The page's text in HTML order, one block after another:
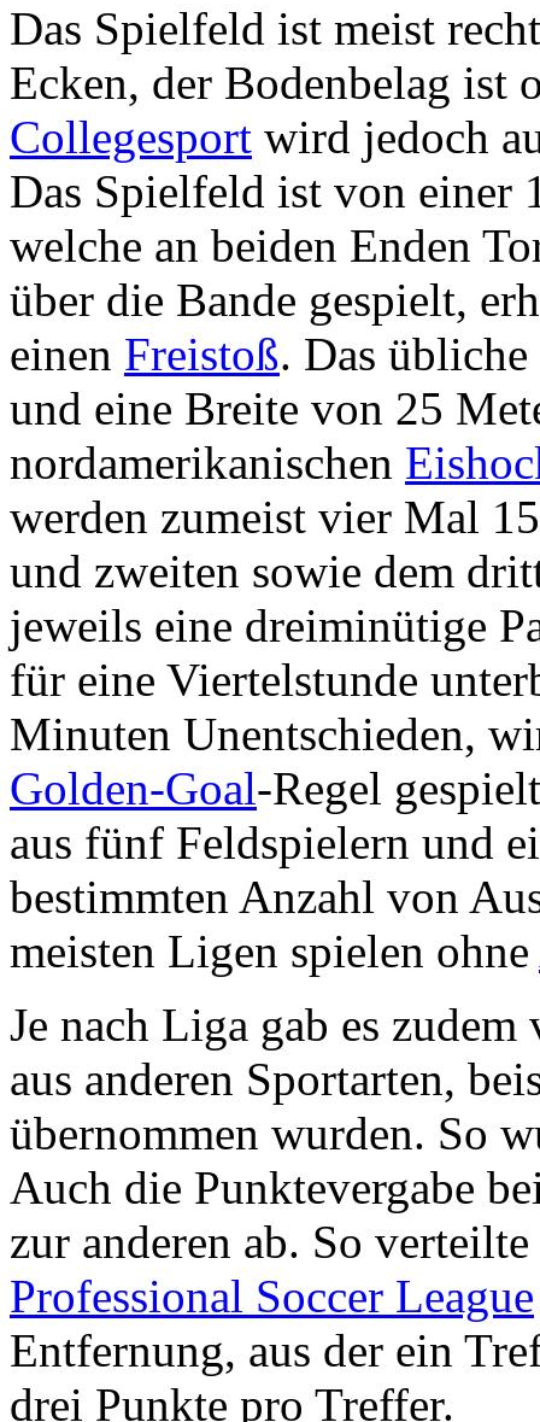
Das Spielfeld ist meist
Ecken, der Bodenbelag ist
Collegesport wird jedoch
Das Spielfeld ist von einer
welche an beiden Enden
über die Bande gespielt,
einen Freistoß. Das
und eine Breite von 25
nordamerikanischen
werden zumeist vier Mal
und zweiten sowie dem
jeweils eine dreiminütige
für eine Viertelstunde
Minuten Unentschieden,
Golden-Goal-Regel
aus fünf Feldspielern und
bestimmten Anzahl von
meisten Ligen spielen ohne
Je nach Liga gab es
aus anderen Sportarten,
übernommen wurden. So
Auch die Punktevergabe
zur anderen ab. So
Professional Soccer League
Entfernung, aus der ein
drei Punkte pro Treffer.